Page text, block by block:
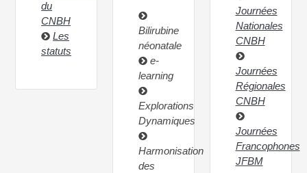
du
CNBH
Les
statuts
Bilirubine
néonatale
e-
learning
Explorations
Dynamiques
Harmonisation
des
Journées
Nationales
CNBH
Journées
Régionales
CNBH
Journées
Francophones
JFBM